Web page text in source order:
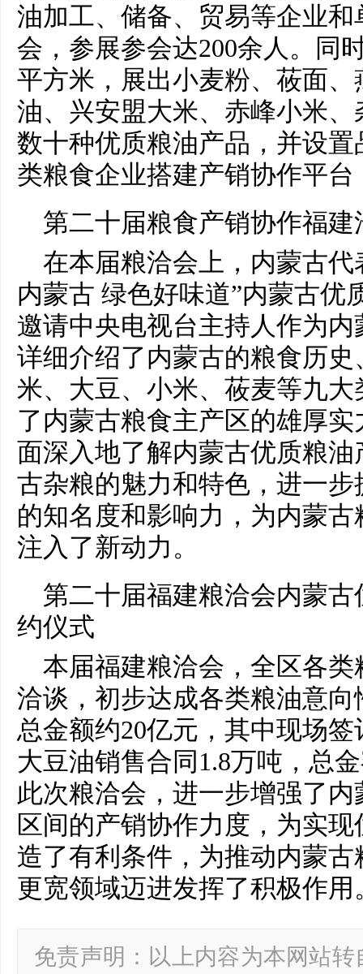
油加工、储备、贸易等企业
会，参展参会达200余人。同
平方米，展出小麦粉、莜面
油、兴安盟大米、赤峰小米
数十种优质粮油产品，并设
类粮食企业搭建产销协作平台
第二十届粮食产销协作福
在本届粮洽会上，内蒙古
内蒙古 绿色好味道”内蒙古优
邀请中央电视台主持人作为
详细介绍了内蒙古的粮食历
米、大豆、小米、莜麦等九
了内蒙古粮食主产区的雄厚
面深入地了解内蒙古优质粮
古杂粮的魅力和特色，进一
的知名度和影响力，为内蒙
注入了新动力。
第二十届福建粮洽会内蒙
约仪式
本届福建粮洽会，全区各
洽谈，初步达成各类粮油意向
总金额约20亿元，其中现场
大豆油销售合同1.8万吨， 总
此次粮洽会，进一步增强了
区间的产销协作力度，为实
造了有利条件，为推动内蒙
更宽领域迈进发挥了积极作用
免责声明：以上内容为本网站